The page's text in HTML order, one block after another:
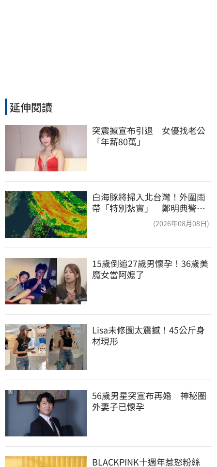
延伸閱讀
突震撼宣布引退　女優找老公
「年薪80萬」
白海豚將掃入北台灣！外圍雨
帶「特別紮實」 鄭明典警告
(2026年08月08日)
15歲倒追27歲男懷孕！36歲美
魔女當阿嬤了
Lisa未修圖太震撼！45公斤身
材現形
56歲男星突宣布再婚　神秘圈
外妻子已懷孕
BLACKPINK十週年惹怒粉絲